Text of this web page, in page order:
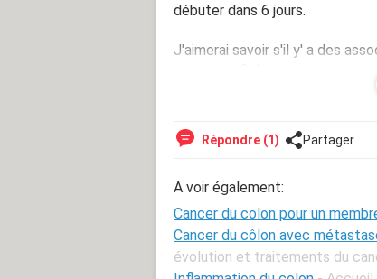
débuter dans 6 jours.
J'aimerai savoir s'il y' a des
ce cancer ? Je pense que
Dans l'attente de vous lire.
Répondre (1) Partager
A voir également:
Cancer du colon pour un
Cancer du côlon avec
évolution et traitements du